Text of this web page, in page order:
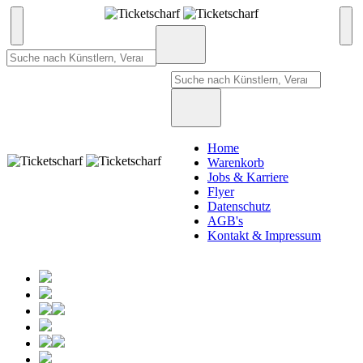
Home
Warenkorb
Jobs & Karriere
Flyer
Datenschutz
AGB's
Kontakt & Impressum